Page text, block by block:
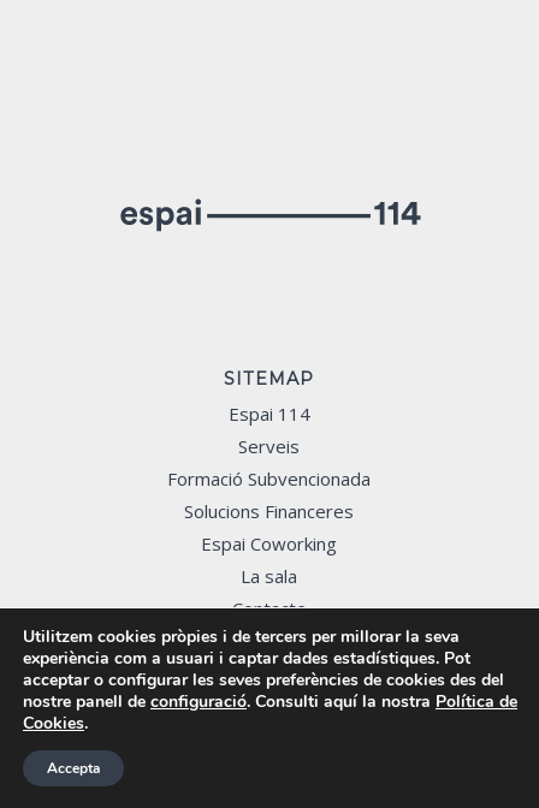
SITEMAP
Espai 114
Serveis
Formació Subvencionada
Solucions Financeres
Espai Coworking
La sala
Contacte
Avís Legal|Política de Privacitat
Utilitzem cookies pròpies i de tercers per millorar la seva
experiència com a usuari i captar dades estadístiques. Pot
acceptar o configurar les seves preferències de cookies des del
nostre panell de configuració. Consulti aquí la nostra Política de
Cookies.
Accepta